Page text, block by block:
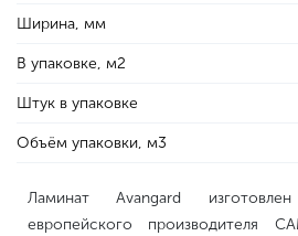
Ширина, мм
В упаковке, м2
Штук в упаковке
Объём упаковки, м3
Ламинат Avangard
европейского производителя